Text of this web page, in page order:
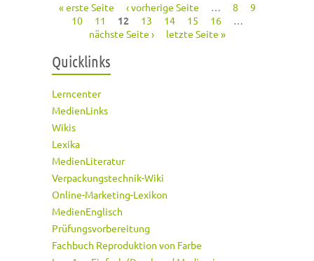
Seiten
« erste Seite ‹ vorherige Seite … 8
9
10
11 12 13 14 15 16
…
nächste Seite ›
letzte Seite »
Quicklinks
Lerncenter
MedienLinks
Wikis
Lexika
MedienLiteratur
Verpackungstechnik-Wiki
Online-Marketing-Lexikon
MedienEnglisch
Prüfungsvorbereitung
Fachbuch Reproduktion von Farbe